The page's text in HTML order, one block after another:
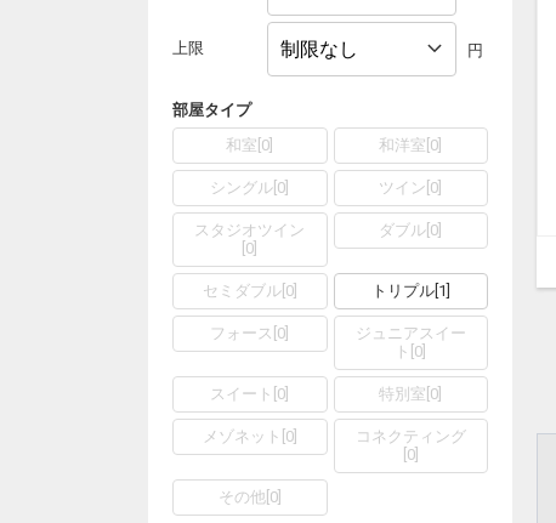
上限 円
部屋タイプ
和室 0 和洋室 0
シングル 0 ツイン 0
スタジオツイン
0
ダブル 0
セミダブル[ 0] トリプル[ 1
フォース 0
ジュニアスイー
ト 0
スイート 0 特別室 0
メゾネット 0]
コネクティング
0]
その他[ 0]